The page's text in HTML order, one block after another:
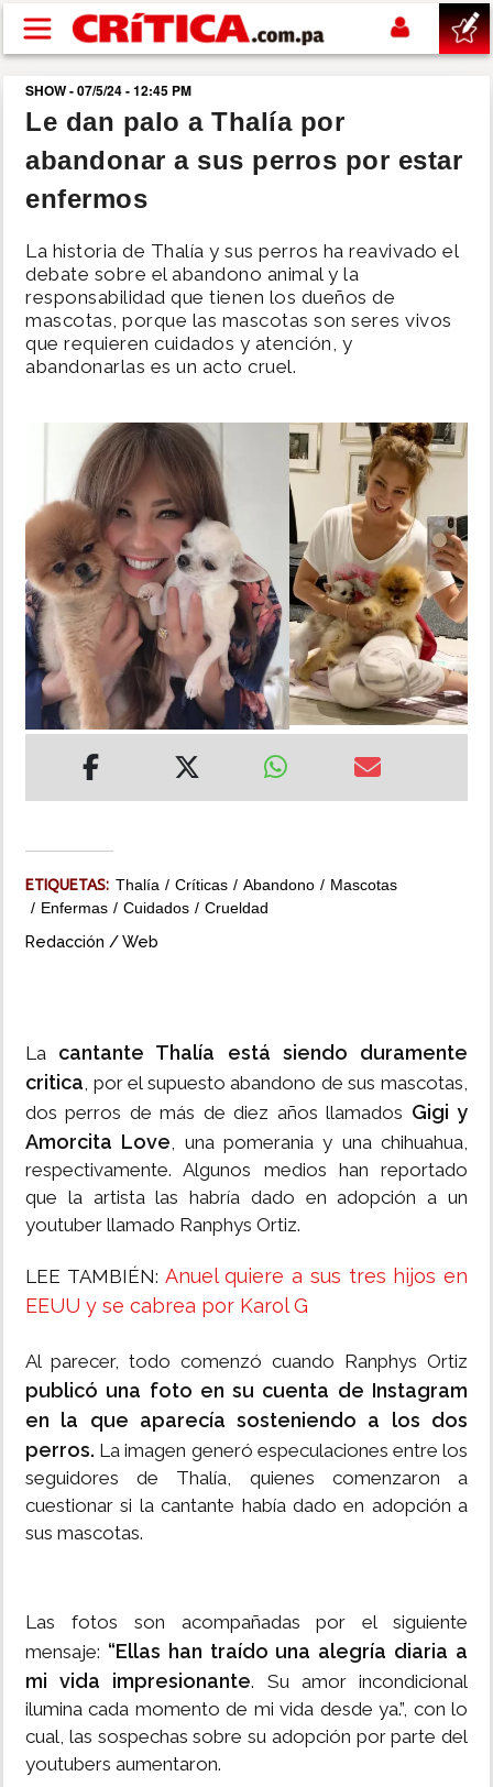
Pasar al contenido principal
buscar
SUCESOS
POLÍTICA
SHOW
INSÓLITAS
MULTIMEDIA
IMPRESO
SHOW - 07/5/24 - 12:45 PM
Le dan palo a Thalía por
abandonar a sus perros por estar
enfermos
La historia de Thalía y sus perros ha reavivado el
debate sobre el abandono animal y la
responsabilidad que tienen los dueños de
mascotas, porque las mascotas son seres vivos
que requieren cuidados y atención, y
abandonarlas es un acto cruel.
ETIQUETAS: Thalía Críticas Abandono
Mascotas
Enfermas
Cuidados Crueldad
Redacción / Web
La cantante Thalía está siendo duramente
critica, por el supuesto abandono de sus mascotas,
dos perros de más de diez años llamados Gigi y
Amorcita Love, una pomerania y una chihuahua,
respectivamente. Algunos medios han reportado
que la artista las habría dado en adopción a un
youtuber llamado Ranphys Ortiz.
LEE TAMBIÉN: Anuel quiere a sus tres hijos en
EEUU y se cabrea por Karol G
Al parecer, todo comenzó cuando Ranphys Ortiz
publicó una foto en su cuenta de Instagram
en la que aparecía sosteniendo a los dos
perros. La imagen generó especulaciones entre los
seguidores de Thalía, quienes comenzaron a
cuestionar si la cantante había dado en adopción a
sus mascotas.
Las fotos son acompañadas por el siguiente
mensaje: “Ellas han traído una alegría diaria a
mi vida impresionante. Su amor incondicional
ilumina cada momento de mi vida desde ya.”, con lo
cual, las sospechas sobre su adopción por parte del
youtubers aumentaron.